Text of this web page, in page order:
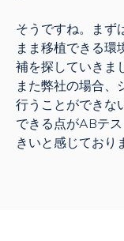
そうですね。まず
まま移植できる環
補を探していきま
また弊社の場合、
行うことができな
できる点がABテ
きいと感じており